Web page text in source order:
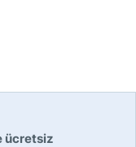
ücretsiz